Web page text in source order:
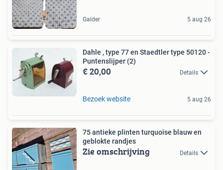
veel meer op site Galder 5 aug 26
Dahle , type 77 en Staedtler type 50120 -
Puntenslijper (2)
€ 20,00 Details
Bezoek website 5 aug 26
75 antieke plinten turquoise blauw en
geblokte randjes
Zie omschrijving Details